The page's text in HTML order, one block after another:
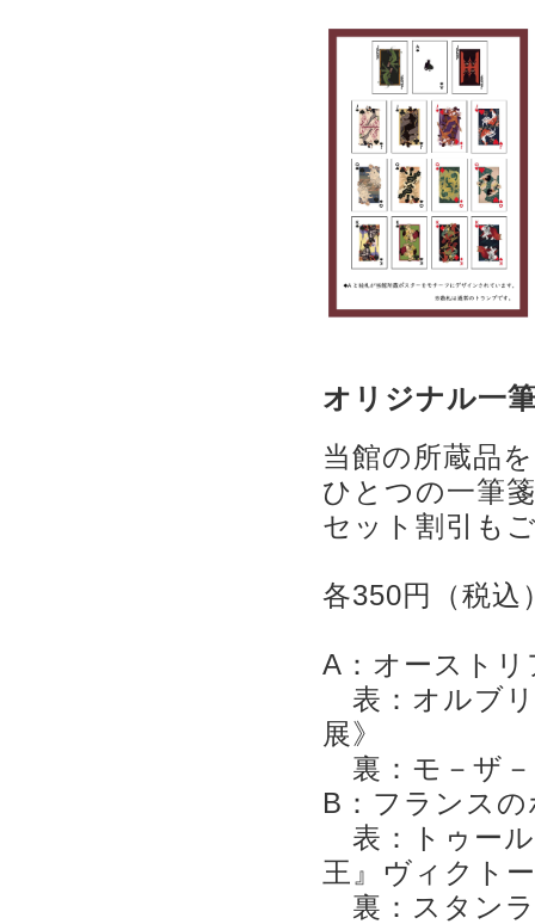
オリジナル一
当館の所蔵品
ひとつの一筆
セット割引も
各350円（税
A：オースト
表：オルブ
展》
裏：モ－ザ－
B：フランス
表：トゥー
王』ヴィクト
裏：スタン